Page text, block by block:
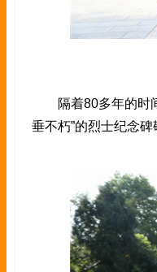
隔着80多年的时间
垂不朽”的烈士纪念碑